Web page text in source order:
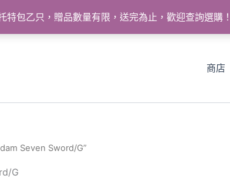
包乙只，贈品數量有限，送完為止，歡迎查詢選購！
商店
Seven Sword/G”
G